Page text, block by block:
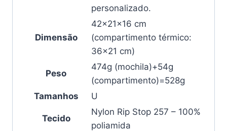
personalizado.
Dimensão
42x21x16 cm
(compartimento térmico:
36×21 cm)
Peso
474g (mochila)+54g
(compartimento)=528g
Tamanhos
U
Tecido
Nylon Rip Stop 257 – 100%
poliamida